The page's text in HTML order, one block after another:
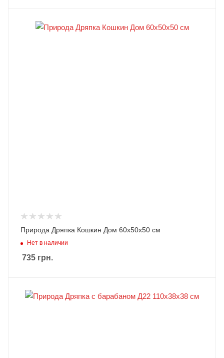
Природа Дряпка Кошкин Дом 60х50х50 см
Нет в наличии
735 грн.